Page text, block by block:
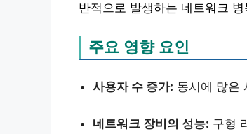
반적으로 발생하는 네트워크
주요 영향 요인
사용자 수 증가: 동시에 많은
네트워크 장비의 성능: 구형